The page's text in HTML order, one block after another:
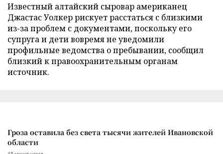
Известный алтайский сыровар американец
Джастас Уолкер рискует расстаться с близкими
из-за проблем с документами, поскольку его
супруга и дети вовремя не уведомили
профильные ведомства о пребывании, сообщил
близкий к правоохранительным органам
источник.
Гроза оставила без света тысячи жителей Ивановской
области